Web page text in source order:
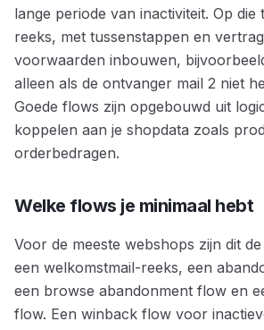
lange periode van inactiviteit. Op die
reeks, met tussenstappen en
voorwaarden inbouwen,
alleen als de ontvanger mail 2 niet
Goede flows zijn opgebouwd uit
koppelen aan je shopdata zoals
orderbedragen.
Welke flows je minimaal hebt
Voor de meeste webshops zijn dit
een welkomstmail-reeks, een
een browse abandonment flow en
flow. Een winback flow voor